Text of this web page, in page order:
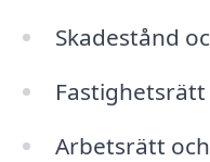
Skadestånd
Arbetsrätt